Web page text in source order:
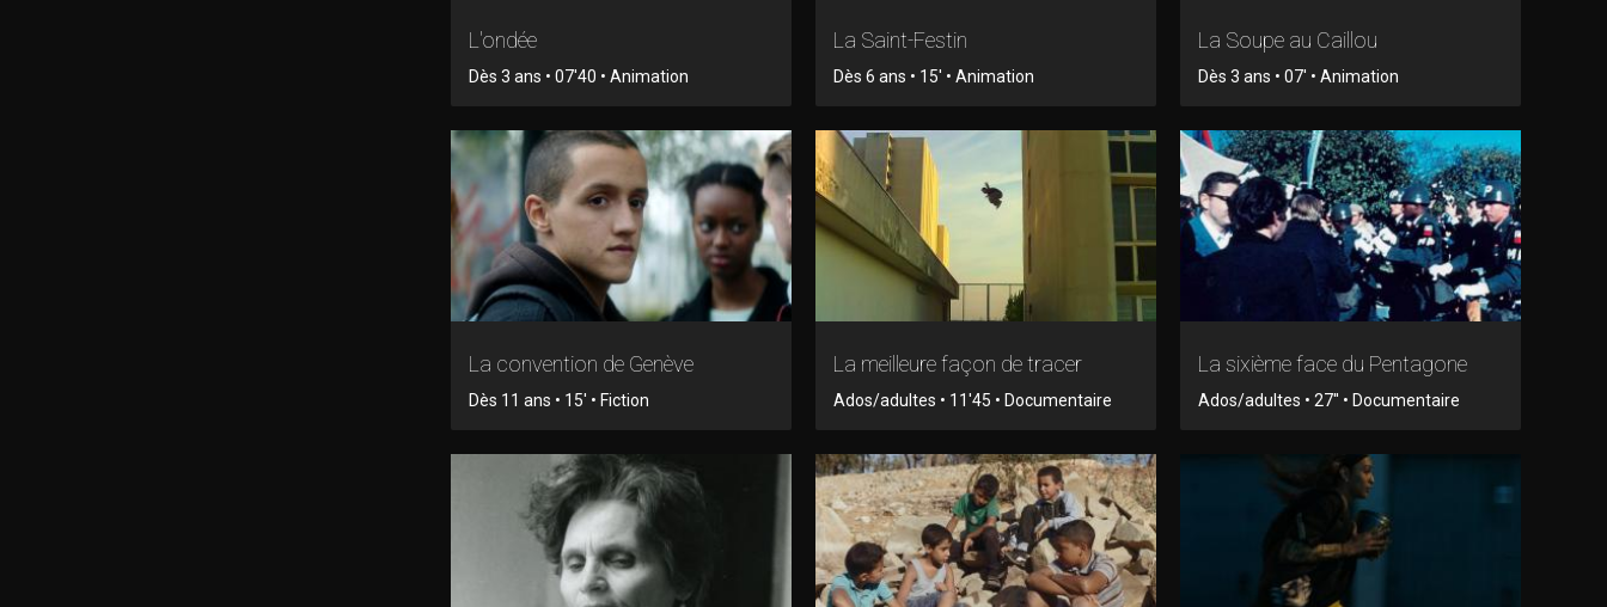
L'ondée
Dès 3 ans • 07'40 • Animation
La Saint-Festin
Dès 6 ans • 15' • Animation
La Soupe au Caillou
Dès 3 ans • 07' • Animation
La convention de Genève
Dès 11 ans • 15' • Fiction
La meilleure façon de tracer
Ados/adultes • 11'45 • Documentaire
La sixième face du Pentagone
Ados/adultes • 27'' • Documentaire